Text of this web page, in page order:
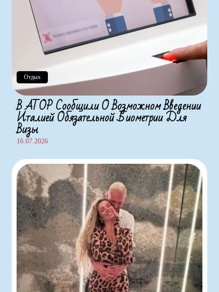
Отдых
В АТОР Сообщили О Возможном Введении
Италией Обязательной Биометрии Для
Визы
16.07.2026